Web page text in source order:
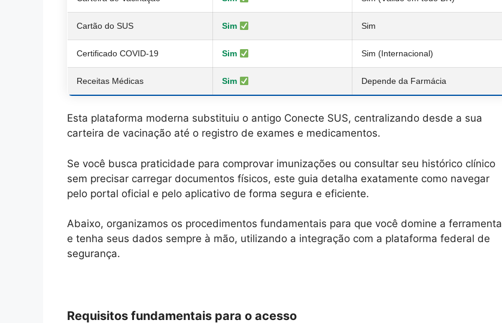
Cartão do SUS Sim Sim
Certificado COVID-19 Sim Sim (Internacional)
Receitas Médicas Sim Depende da Farmácia
Esta plataforma moderna substituiu o antigo Conecte SUS, centralizando desde a sua
carteira de vacinação até o registro de exames e medicamentos.
Se você busca praticidade para comprovar imunizações ou consultar seu histórico clínico
sem precisar carregar documentos físicos, este guia detalha exatamente como navegar
pelo portal oficial e pelo aplicativo de forma segura e eficiente.
Abaixo, organizamos os procedimentos fundamentais para que você domine a ferramenta
e tenha seus dados sempre à mão, utilizando a integração com a plataforma federal de
segurança.
Requisitos fundamentais para o acesso